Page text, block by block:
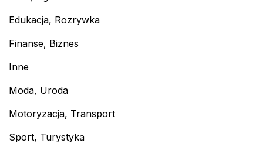
Edukacja, Rozrywka
Finanse, Biznes
Inne
Moda, Uroda
Motoryzacja, Transport
Sport, Turystyka